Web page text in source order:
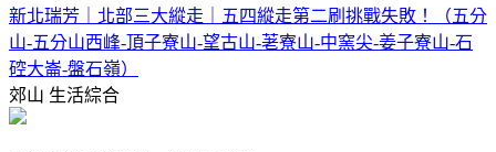
新北瑞芳｜北部三大縱走｜五四縱走第二刷挑戰失敗！（五分
山-五分山西峰-頂子寮山-望古山-荖寮山-中窯尖-姜子寮山-石
硿大崙-盤石嶺）
郊山 生活綜合